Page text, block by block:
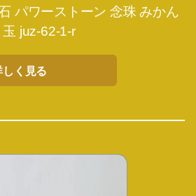
パワーストーン 念珠 みかん
玉 juz-62-1-r
しく見る